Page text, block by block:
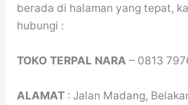
berada di halaman yang tepat,
hubungi :
TOKO TERPAL NARA – 0813
ALAMAT: Jalan Madang,